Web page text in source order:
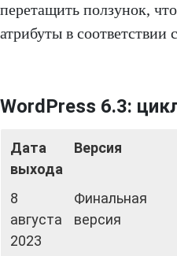
перетащить ползунок,
атрибуты в соответствии
WordPress 6.3:
Дата
выхода
Версия
8
августа
2023
Финальная
версия